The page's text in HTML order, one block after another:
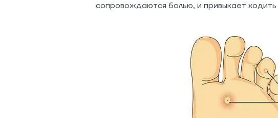
сопровождаются болью, и привыкает ходить